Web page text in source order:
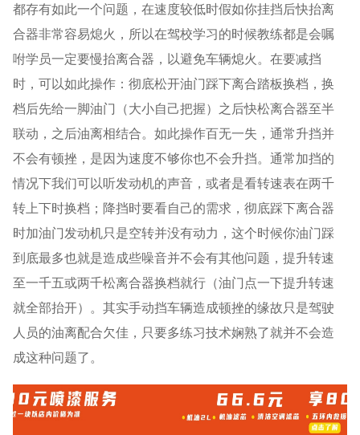
都存有如此一个问题，在速度较低时假如你挂挡后快抬离
合器非常容易熄火，所以在驾校学习的时候教练都是会嘱
咐学员一定要慢抬离合器，以避免车辆熄火。在要减挡
时，可以如此操作：彻底松开油门踩下离合踏板换档，换
档后先给一脚油门（大小自己把握）之后快松离合器至半
联动，之后油离相结合。如此操作百无一失，通常升挡并
不会有顿挫，是因为速度不够你也不会升挡。通常加挡的
情况下我们可以听发动机的声音，或者是看转速表在两千
转上下时换档；降挡时要看自己的需求，彻底踩下离合器
时加油门发动机只是空转并没有动力，这个时候你油门踩
到底最多也就是造成些噪音并不会有其他问题，提升转速
至一千五或两千松离合器换档就行（油门点一下提升转速
就全部抬开）。其实手动挡车辆造成顿挫的缘故只是驾驶
人员的油离配合欠佳，只要多练习技术娴熟了就并不会造
成这种问题了。